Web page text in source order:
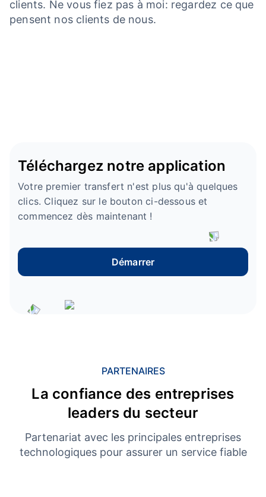
clients. Ne vous fiez pas à moi: regardez ce que
pensent nos clients de nous.
Téléchargez notre application
Votre premier transfert n'est plus qu'à quelques
clics. Cliquez sur le bouton ci-dessous et
commencez dès maintenant !
Démarrer
PARTENAIRES
La confiance des entreprises
leaders du secteur
Partenariat avec les principales entreprises
technologiques pour assurer un service fiable